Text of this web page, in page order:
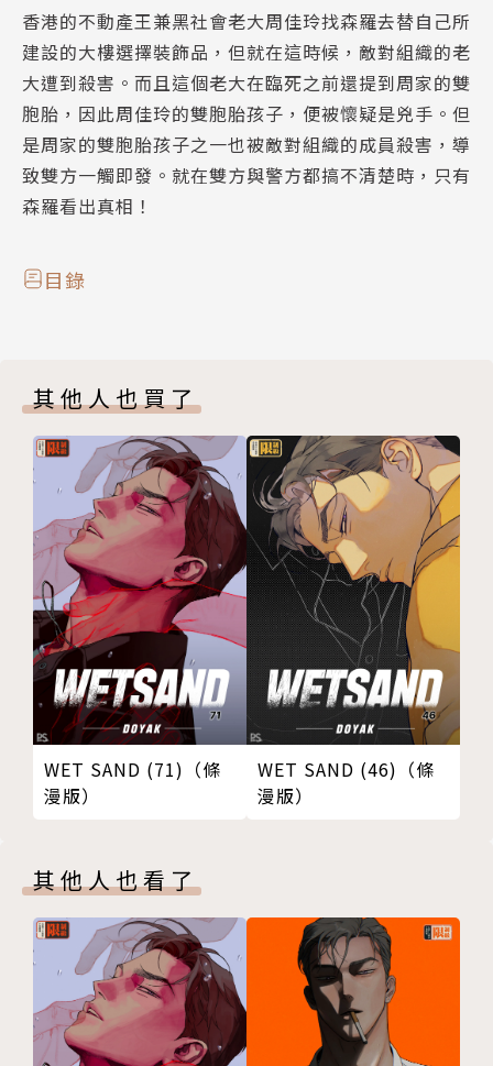
香港的不動產王兼黑社會老大周佳玲找森羅去替自己所
建設的大樓選擇裝飾品，但就在這時候，敵對組織的老
大遭到殺害。而且這個老大在臨死之前還提到周家的雙
胞胎，因此周佳玲的雙胞胎孩子，便被懷疑是兇手。但
是周家的雙胞胎孩子之一也被敵對組織的成員殺害，導
致雙方一觸即發。就在雙方與警方都搞不清楚時，只有
森羅看出真相！
目錄
其他人也買了
WET SAND (71)（條
漫版）
WET SAND (46)（條
漫版）
其他人也看了